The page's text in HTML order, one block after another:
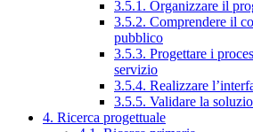
3.5.1. Organizzare il
3.5.2. Comprendere il
pubblico
3.5.3. Progettare i
servizio
3.5.4. Realizzare
3.5.5. Validare la
4. Ricerca progettuale